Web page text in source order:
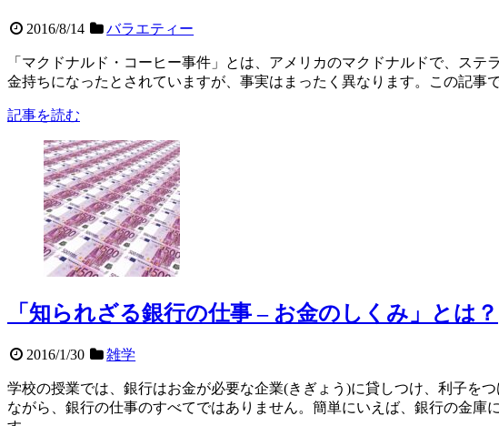
2016/8/14 バラエティー
「マクドナルド・コーヒー事件」とは、アメリカのマクドナルドで、ス
金持ちになったとされていますが、事実はまったく異なります。この記事
記事を読む
「知られざる銀行の仕事 – お金のしくみ」とは？
2016/1/30 雑学
学校の授業では、銀行はお金が必要な企業(きぎょう)に貸しつけ、利子を
ながら、銀行の仕事のすべてではありません。簡単にいえば、銀行の金